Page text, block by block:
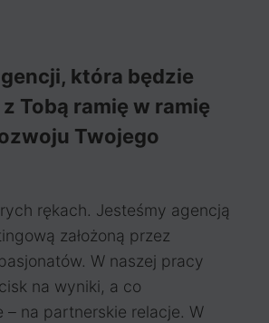
która będzie
Tobą ramię w ramię
Twojego
rękach. Jesteśmy agencją
założoną przez
W naszej pracy
na wyniki, a co
– na partnerskie relacje. W